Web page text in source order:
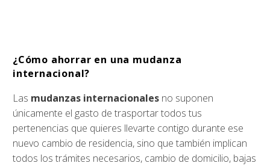
¿Cómo ahorrar en una mudanza
internacional?
Las mudanzas internacionales no suponen
únicamente el gasto de trasportar todos tus
pertenencias que quieres llevarte contigo durante ese
nuevo cambio de residencia, sino que también implican
todos los trámites necesarios, cambio de domicilio, bajas